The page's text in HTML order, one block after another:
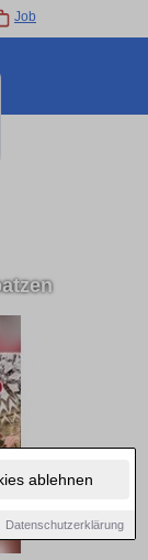
ablehnen
Datenschutzerklärung
Job